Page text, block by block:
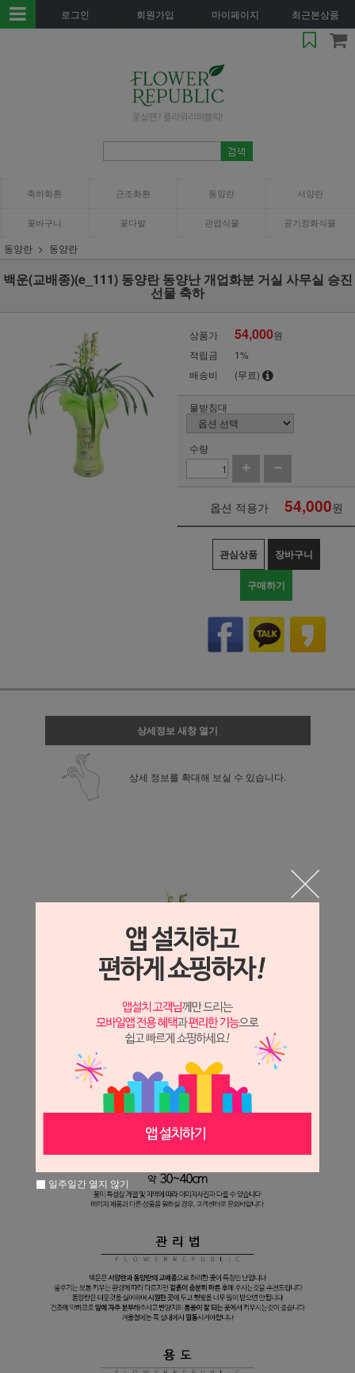
로그인 회원가입 마이페이지 최근본상품
축하화환 근조화환 동양란 서양란
꽃바구니 꽃다발 관엽식물 공기정화식물
동양란 동양란
백운(교배종)(e_111) 동양란 동양난 개업화분 거실 사무실 승진
선물 축하
상품가 54,000원
적립금
1%
배송비
(무료)
물받침대
수량
옵션 적용가 54,000원
관심상품 장바구니
구매하기
상세정보 새창 열기
상세 정보를 확대해 보실 수 있습니다.
일주일간 열지 않기